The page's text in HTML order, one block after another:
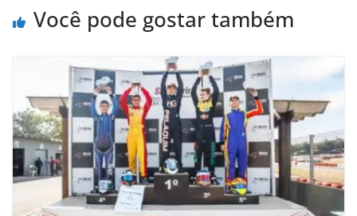
Você pode gostar também